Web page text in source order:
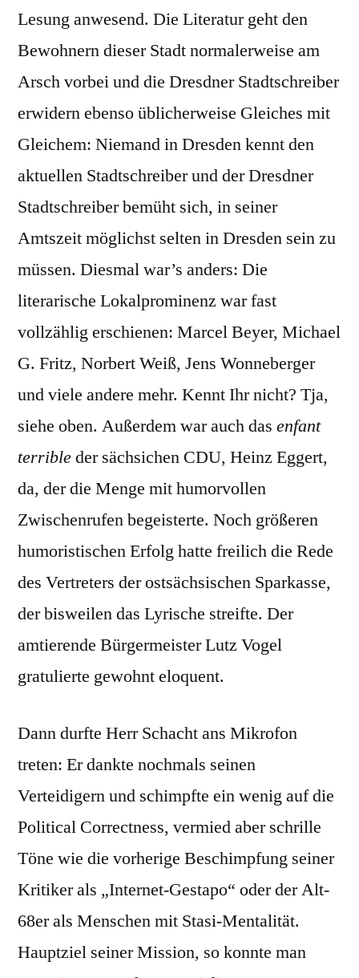
Lesung anwesend. Die Literatur geht den
Bewohnern dieser Stadt normalerweise am
Arsch vorbei und die Dresdner Stadtschreiber
erwidern ebenso üblicherweise Gleiches mit
Gleichem: Niemand in Dresden kennt den
aktuellen Stadtschreiber und der Dresdner
Stadtschreiber bemüht sich, in seiner
Amtszeit möglichst selten in Dresden sein zu
müssen. Diesmal war’s anders: Die
literarische Lokalprominenz war fast
vollzählig erschienen: Marcel Beyer, Michael
G. Fritz, Norbert Weiß, Jens Wonneberger
und viele andere mehr. Kennt Ihr nicht? Tja,
siehe oben. Außerdem war auch das enfant
terribleder sächsichen CDU, Heinz Eggert,
da, der die Menge mit humorvollen
Zwischenrufen begeisterte. Noch größeren
humoristischen Erfolg hatte freilich die Rede
des Vertreters der ostsächsischen Sparkasse,
der bisweilen das Lyrische streifte. Der
amtierende Bürgermeister Lutz Vogel
gratulierte gewohnt eloquent.
Dann durfte Herr Schacht ans Mikrofon
treten: Er dankte nochmals seinen
Verteidigern und schimpfte ein wenig auf die
Political Correctness, vermied aber schrille
Töne wie die vorherige Beschimpfung seiner
Kritiker als „Internet-Gestapo“ oder der Alt-
68er als Menschen mit Stasi-Mentalität.
Hauptziel seiner Mission, so konnte man